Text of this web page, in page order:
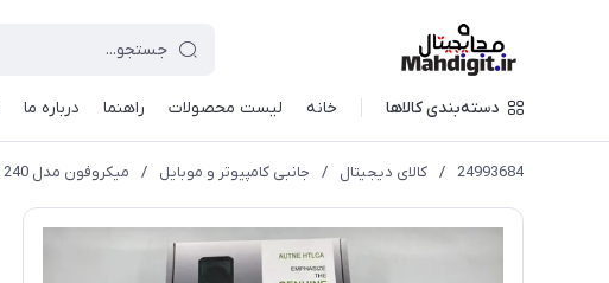
دسته‌بندی کالاها خانه لیست محصولات راهنما درباره ما
24993684
/ کالای دیجیتال / جانبی کامپیوتر و موبایل / میکروفون مدل LGT 240